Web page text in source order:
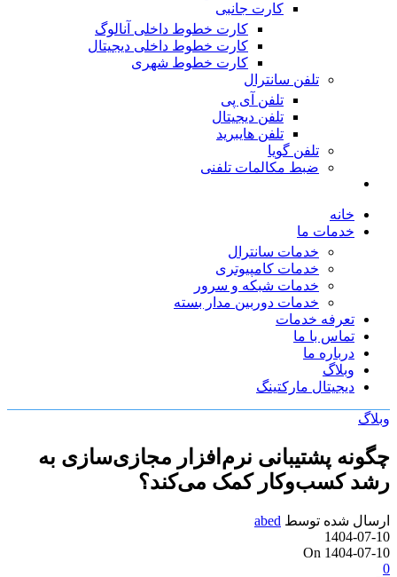
کارت جانبی
کارت خطوط داخلی آنالوگ
کارت خطوط داخلی دیجیتال
کارت خطوط شهری
تلفن سانترال
تلفن آی پی
تلفن دیجیتال
تلفن هایبرید
تلفن گویا
ضبط مکالمات تلفنی
خانه
خدمات ما
خدمات سانترال
خدمات کامپیوتری
خدمات شبکه و سرور
خدمات دوربین مدار بسته
تعرفه خدمات
تماس با ما
درباره ما
وبلاگ
دیجیتال مارکتینگ
وبلاگ
چگونه پشتیبانی نرم‌افزار مجازی‌سازی به
رشد کسب‌وکار کمک می‌کند؟
ارسال شده توسط abed
1404-07-10
On 1404-07-10
0